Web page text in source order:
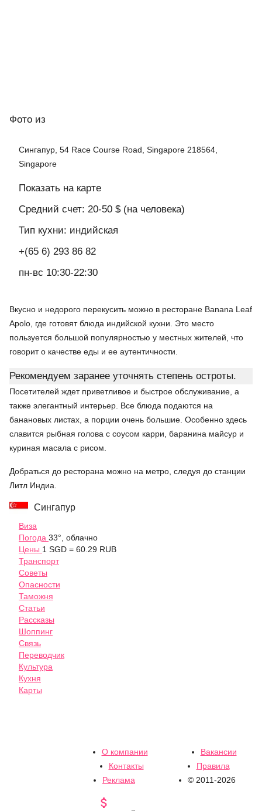
Фото из
Сингапур, 54 Race Course Road, Singapore 218564,
Singapore
Показать на карте
Средний счет: 20-50 $ (на человека)
Тип кухни: индийская
+(65 6) 293 86 82
пн-вс 10:30-22:30
Вкусно и недорого перекусить можно в ресторане Banana Leaf
Apolo, где готовят блюда индийской кухни. Это место
пользуется большой популярностью у местных жителей, что
говорит о качестве еды и ее аутентичности.
Рекомендуем заранее уточнять степень остроты.
Посетителей ждет приветливое и быстрое обслуживание, а
также элегантный интерьер. Все блюда подаются на
банановых листах, а порции очень большие. Особенно здесь
славится рыбная голова с соусом карри, баранина майсур и
куриная масала с рисом.
Добраться до ресторана можно на метро, следуя до станции
Литл Индиа.
Сингапур
Виза
Погода 33°, облачно
Цены 1 SGD = 60.29 RUB
Транспорт
Советы
Опасности
Таможня
Статьи
Рассказы
Шоппинг
Связь
Переводчик
Культура
Кухня
Карты
О компании
Вакансии
Контакты
Правила
Реклама
© 2011-2026
